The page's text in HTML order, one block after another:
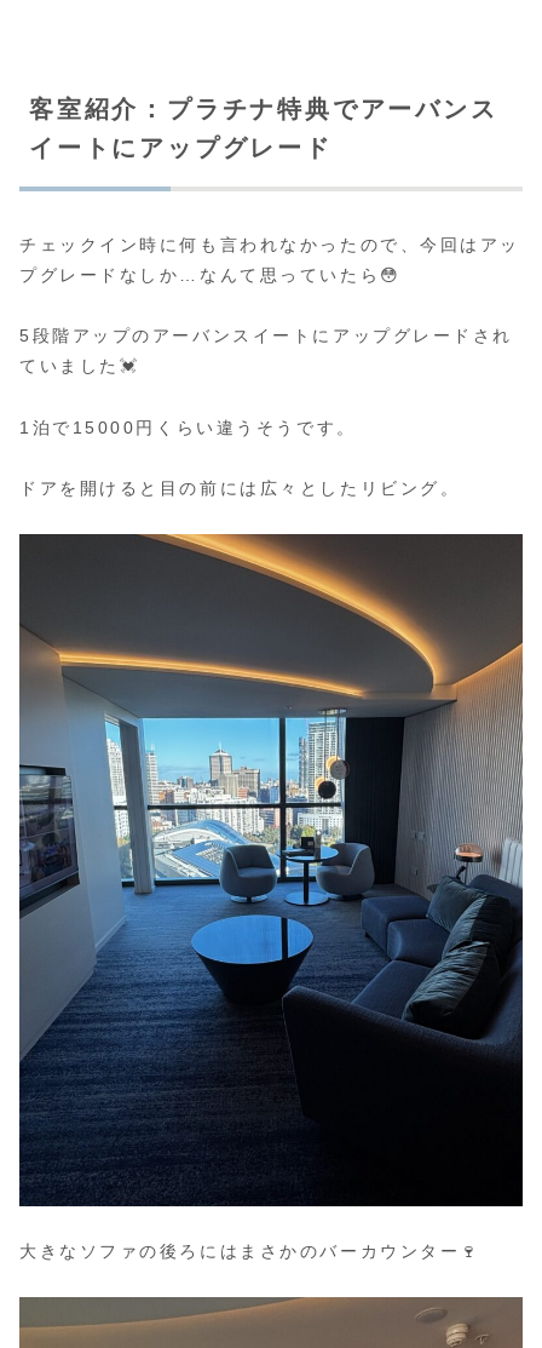
客室紹介：プラチナ特典でアーバンス
イートにアップグレード
チェックイン時に何も言われなかったので、今回はアッ
プグレードなしか…なんて思っていたら😳
5段階アップのアーバンスイートにアップグレードされ
ていました💓
1泊で15000円くらい違うそうです。
ドアを開けると目の前には広々としたリビング。
大きなソファの後ろにはまさかのバーカウンター🍷